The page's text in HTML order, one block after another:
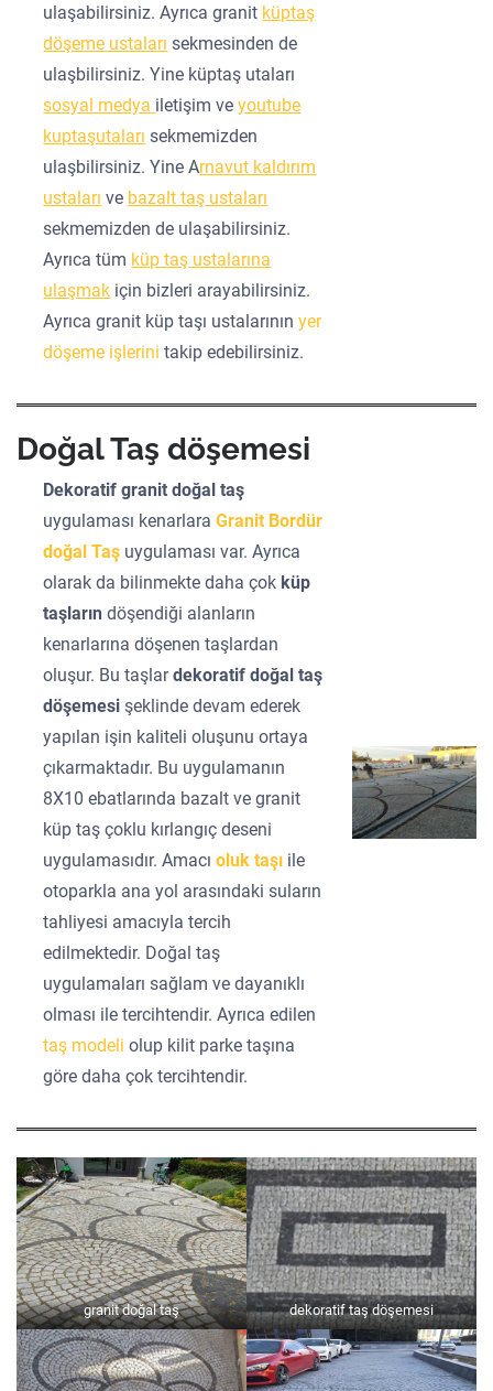
ulaşabilirsiniz. Ayrıca granit küptaş
döşeme ustaları sekmesinden de
ulaşbilirsiniz. Yine küptaş utaları
sosyal medya iletişim veyoutube
kuptaşutaları sekmemizden
ulaşbilirsiniz. Yine Arnavut kaldırım
ustaları ve bazalt taş ustaları
sekmemizden de ulaşabilirsiniz.
Ayrıca tüm küp taş ustalarına
ulaşmak için bizleri arayabilirsiniz.
Ayrıca granit küp taşı ustalarının yer
döşeme işlerini takip edebilirsiniz.
Doğal Taş döşemesi
Dekoratif granit doğal taş
uygulaması kenarlaraGranit Bordür
doğal Taş uygulaması var. Ayrıca
olarak da bilinmekte daha çok küp
taşların döşendiği alanların
kenarlarına döşenen taşlardan
oluşur. Bu taşlardekoratif doğal taş
döşemesişeklinde devam ederek
yapılan işin kaliteli oluşunu ortaya
çıkarmaktadır. Bu uygulamanın
8X10 ebatlarında bazalt ve granit
küp taş çoklu kırlangıç deseni
uygulamasıdır. Amacıoluk taşı ile
otoparkla ana yol arasındaki suların
tahliyesi amacıyla tercih
edilmektedir. Doğal taş
uygulamaları sağlam ve dayanıklı
olması ile tercihtendir. Ayrıca edilen
taş modeliolup kilit parke taşına
göre daha çok tercihtendir.
granit doğal taş dekoratif taş döşemesi